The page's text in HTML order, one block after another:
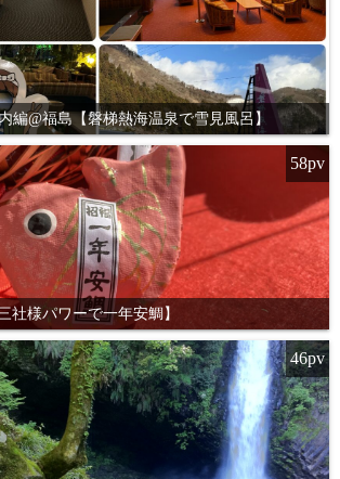
@福島【磐梯熱海温泉で雪見風呂】
社様パワーで一年安鯛】
58pv
46pv